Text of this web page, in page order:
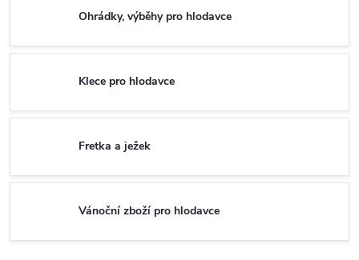
Ohrádky, výběhy pro hlodavce
Klece pro hlodavce
Fretka a ježek
Vánoční zboží pro hlodavce